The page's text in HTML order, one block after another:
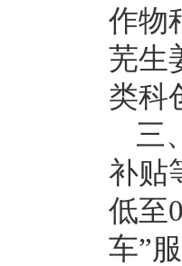
作物
芜生
类科
三
补贴
低至
车”